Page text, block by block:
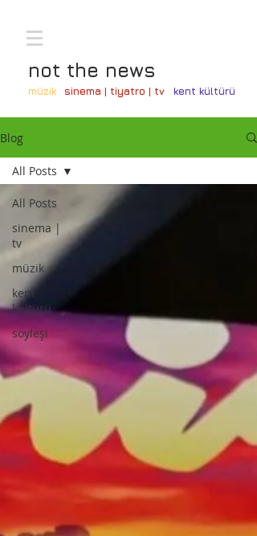
not the news
müzik sinema | tiyatro | tv kent kültürü
Blog
All Posts
sinema |
tv
müzik
kent
kültürü
söyleşi
All Posts